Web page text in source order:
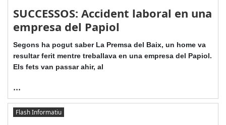
SUCCESSOS: Accident laboral en una
empresa del Papiol
Segons ha pogut saber La Premsa del Baix, un home va
resultar ferit mentre treballava en una empresa del Papiol.
Els fets van passar ahir, al
...
Flash Informatiu